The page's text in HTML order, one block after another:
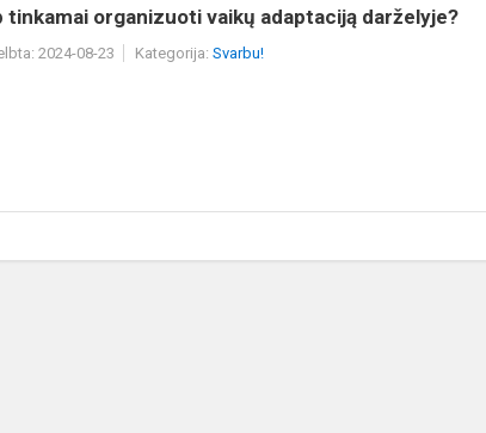
tinkamai organizuoti vaikų adaptaciją darželyje?
2024-08-23 Kategorija: Svarbu!